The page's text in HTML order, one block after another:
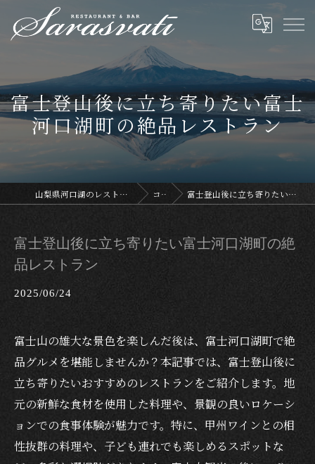
富士登山後に立ち寄りたい富士
河口湖町の絶品レストラン
山梨県河口湖のレストランならサラスヴァティー コラム 富士登山後に立ち寄りたい富士河口湖町の絶品レストラン
富士登山後に立ち寄りたい富士河口湖町の絶
品レストラン
2025/06/24
富士山の雄大な景色を楽しんだ後は、富士河口湖町で絶
品グルメを堪能しませんか？本記事では、富士登山後に
立ち寄りたいおすすめのレストランをご紹介します。地
元の新鮮な食材を使用した料理や、景観の良いロケーシ
ョンでの食事体験が魅力です。特に、甲州ワインとの相
性抜群の料理や、子ども連れでも楽しめるスポットな